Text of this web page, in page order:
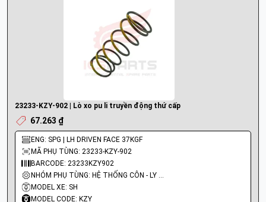
23233-KZY-902 | Lò xo pu li truyền động thứ cấp
67.263 ₫
ENG: SPG | LH DRIVEN FACE 37KGF
MÃ PHỤ TÙNG: 23233-KZY-902
BARCODE: 23233KZY902
NHÓM PHỤ TÙNG: HỆ THỐNG CÔN - LY HỢP - TRỤC SỐ - BÁNH RĂNG
MODEL XE: SH
MODEL CODE: KZY